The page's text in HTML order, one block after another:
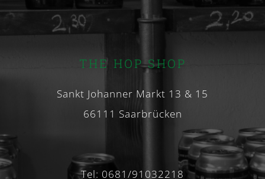
THE HOP SHOP
Sankt Johanner Markt 13 & 15
66111 Saarbrücken
Tel: 0681/91032218